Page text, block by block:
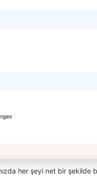
her şeyi net bir şekilde